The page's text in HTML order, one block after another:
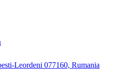
Leordeni 077160, Rumania